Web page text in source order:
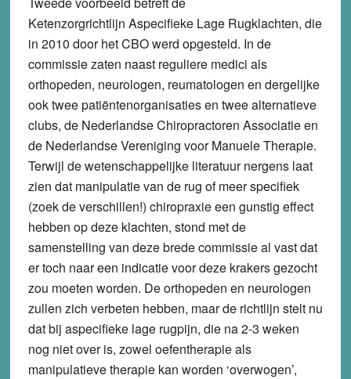
Ketenzorgrichtlijn Aspecifieke Lage Rugklachten, die
in 2010 door het CBO werd opgesteld. In de
commissie zaten naast reguliere medici als
orthopeden, neurologen, reumatologen en dergelijke
ook twee patiëntenorganisaties en twee alternatieve
clubs, de Nederlandse Chiropractoren Associatie en
de Nederlandse Vereniging voor Manuele Therapie.
Terwijl de wetenschappelijke literatuur nergens laat
zien dat manipulatie van de rug of meer specifiek
(zoek de verschillen!) chiropraxie een gunstig effect
hebben op deze klachten, stond met de
samenstelling van deze brede commissie al vast dat
er toch naar een indicatie voor deze krakers gezocht
zou moeten worden. De orthopeden en neurologen
zullen zich verbeten hebben, maar de richtlijn stelt nu
dat bij aspecifieke lage rugpijn, die na 2-3 weken
nog niet over is, zowel oefentherapie als
manipulatieve therapie kan worden ‘overwogen’,